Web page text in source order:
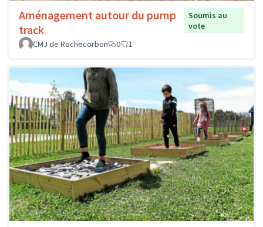
Aménagement autour du pump
track
Soumis au
vote
CMJ de Rochecorbon
0 1